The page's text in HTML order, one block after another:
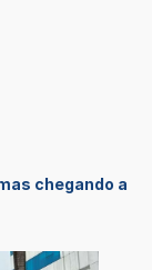
chegando a